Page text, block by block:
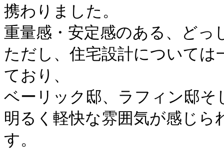
携わりました。
重量感・安定感のある、どっ
ただし、住宅設計について
ており、
ベーリック邸、ラフィン邸
明るく軽快な雰囲気が感じ
す。